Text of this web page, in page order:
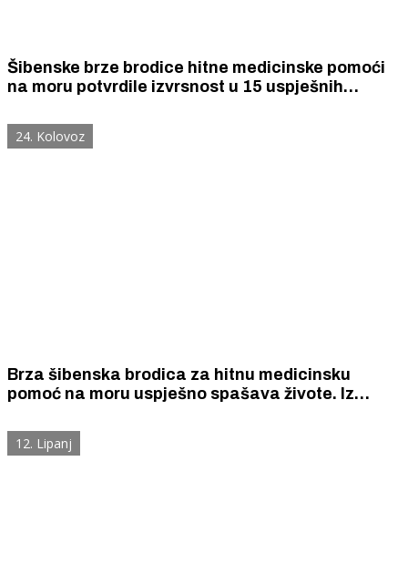
Šibenske brze brodice hitne medicinske pomoći
na moru potvrdile izvrsnost u 15 uspješnih
24. Kolovoz
Brza šibenska brodica za hitnu medicinsku
pomoć na moru uspješno spašava živote. Iz
samo 60 minuta.
12. Lipanj